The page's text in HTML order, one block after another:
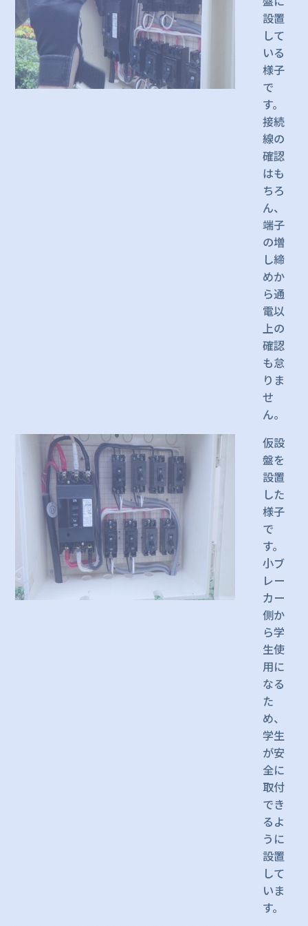
設置
して
いる
様子
で
す。
接続
線の
確認
はも
ちろ
ん、
端子
の増
し締
めか
ら通
電以
上の
確認
も怠
りま
せ
ん。
仮設
盤を
設置
した
様子
で
す。
小ブ
レー
カー
側か
ら学
生使
用に
なる
た
め、
学生
が安
全に
取付
でき
るよ
うに
設置
して
いま
す。